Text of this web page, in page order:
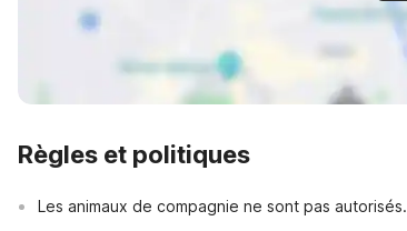
Règles et politiques
Les animaux de compagnie ne sont pas autorisés.